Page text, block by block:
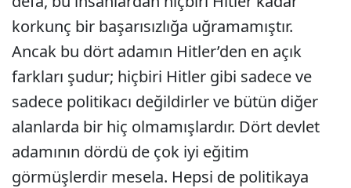
korkunç bir başarısızlığa uğramamıştır.
Ancak bu dört adamın Hitler’den en açık
farkları şudur; hiçbiri Hitler gibi sadece ve
sadece politikacı değildirler ve bütün diğer
alanlarda bir hiç olmamışlardır. Dört devlet
adamının dördü de çok iyi eğitim
görmüşlerdir mesela. Hepsi de politikaya